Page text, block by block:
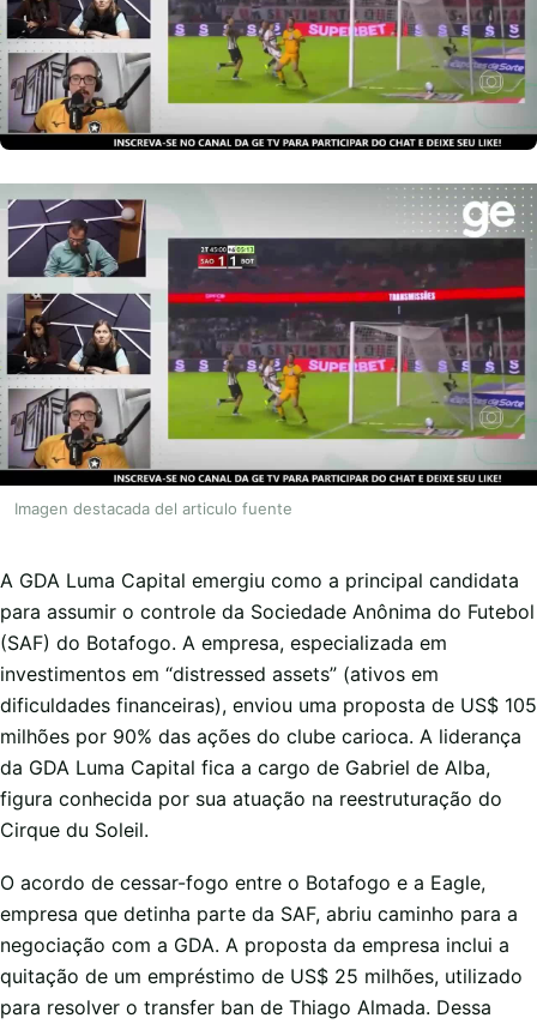
Imagen destacada del articulo fuente
A GDA Luma Capital emergiu como a principal candidata
para assumir o controle da Sociedade Anônima do Futebol
(SAF) do Botafogo. A empresa, especializada em
investimentos em “distressed assets” (ativos em
dificuldades financeiras), enviou uma proposta de US$ 105
milhões por 90% das ações do clube carioca. A liderança
da GDA Luma Capital fica a cargo de Gabriel de Alba,
figura conhecida por sua atuação na reestruturação do
Cirque du Soleil.
O acordo de cessar-fogo entre o Botafogo e a Eagle,
empresa que detinha parte da SAF, abriu caminho para a
negociação com a GDA. A proposta da empresa inclui a
quitação de um empréstimo de US$ 25 milhões, utilizado
para resolver o transfer ban de Thiago Almada. Dessa